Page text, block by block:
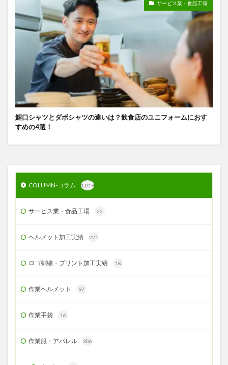
サービス業・食品工場
鯉口シャツとダボシャツの違いは？飲食店のユニフォームにおす
すめの4選！
COLUMN-コラム 1,019
サービス業・食品工場 22
ヘルメット加工実績 221
ロゴ刺繍・プリント加工実績 18
作業ヘルメット 97
作業手袋 16
作業服・アパレル 306